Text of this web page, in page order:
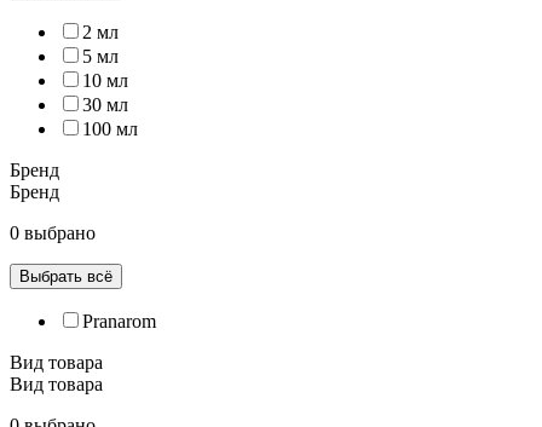
2 мл
5 мл
10 мл
30 мл
100 мл
Бренд
Бренд
0 выбрано
Выбрать всё
Pranarom
Вид товара
Вид товара